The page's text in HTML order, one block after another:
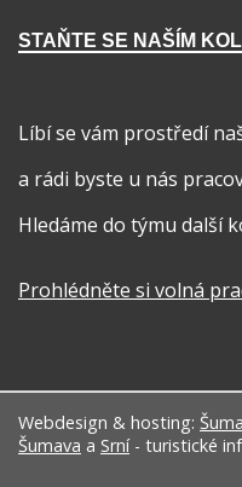
STAŇTE SE NAŠÍM
Líbí se vám prostředí
a rádi byste u nás
Hledáme do týmu další
Prohlédněte si volná
Webdesign & hosting:
Šumava a Srní- turistické